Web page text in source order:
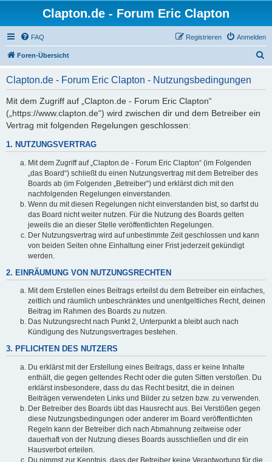
Clapton.de - Forum Eric Clapton
FAQ Anmelden
Registrieren
Foren-Übersicht
Clapton.de - Forum Eric Clapton - Nutzungsbedingungen
Mit dem Zugriff auf „Clapton.de - Forum Eric Clapton“
(„https://www.clapton.de“) wird zwischen dir und dem Betreiber ein
Vertrag mit folgenden Regelungen geschlossen:
1. NUTZUNGSVERTRAG
Mit dem Zugriff auf „Clapton.de - Forum Eric Clapton“ (im Folgenden
„das Board“) schließt du einen Nutzungsvertrag mit dem Betreiber des
Boards ab (im Folgenden „Betreiber“) und erklärst dich mit den
nachfolgenden Regelungen einverstanden.
Wenn du mit diesen Regelungen nicht einverstanden bist, so darfst du
das Board nicht weiter nutzen. Für die Nutzung des Boards gelten
jeweils die an dieser Stelle veröffentlichten Regelungen.
Der Nutzungsvertrag wird auf unbestimmte Zeit geschlossen und kann
von beiden Seiten ohne Einhaltung einer Frist jederzeit gekündigt
werden.
2. EINRÄUMUNG VON NUTZUNGSRECHTEN
Mit dem Erstellen eines Beitrags erteilst du dem Betreiber ein einfaches,
zeitlich und räumlich unbeschränktes und unentgeltliches Recht, deinen
Beitrag im Rahmen des Boards zu nutzen.
Das Nutzungsrecht nach Punkt 2, Unterpunkt a bleibt auch nach
Kündigung des Nutzungsvertrages bestehen.
3. PFLICHTEN DES NUTZERS
Du erklärst mit der Erstellung eines Beitrags, dass er keine Inhalte
enthält, die gegen geltendes Recht oder die guten Sitten verstoßen. Du
erklärst insbesondere, dass du das Recht besitzt, die in deinen
Beiträgen verwendeten Links und Bilder zu setzen bzw. zu verwenden.
Der Betreiber des Boards übt das Hausrecht aus. Bei Verstößen gegen
diese Nutzungsbedingungen oder anderer im Board veröffentlichten
Regeln kann der Betreiber dich nach Abmahnung zeitweise oder
dauerhaft von der Nutzung dieses Boards ausschließen und dir ein
Hausverbot erteilen.
Du nimmst zur Kenntnis, dass der Betreiber keine Verantwortung für die